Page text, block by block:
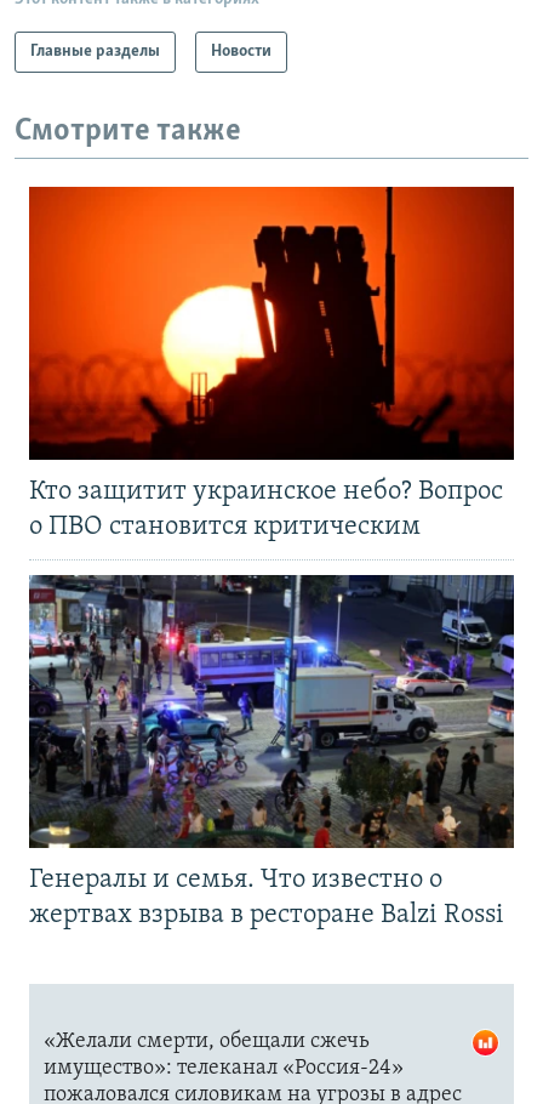
Главные разделы Новости
Смотрите также
Кто защитит украинское небо? Вопрос
о ПВО становится критическим
Генералы и семья. Что известно о
жертвах взрыва в ресторане Balzi Rossi